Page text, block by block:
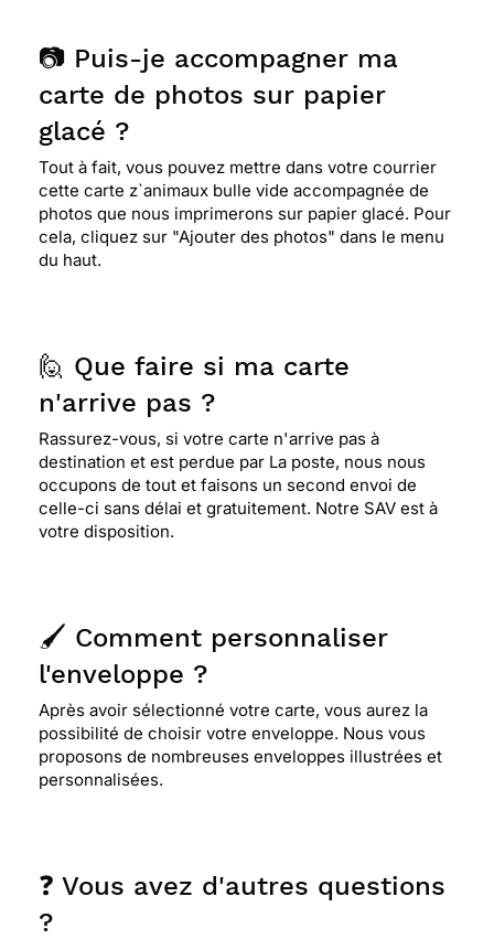
📷 Puis-je accompagner ma
carte de photos sur papier
glacé ?
Tout à fait, vous pouvez mettre dans votre courrier
cette carte z`animaux bulle vide accompagnée de
photos que nous imprimerons sur papier glacé. Pour
cela, cliquez sur "Ajouter des photos" dans le menu
du haut.
🙋 Que faire si ma carte
n'arrive pas ?
Rassurez-vous, si votre carte n'arrive pas à
destination et est perdue par La poste, nous nous
occupons de tout et faisons un second envoi de
celle-ci sans délai et gratuitement. Notre SAV est à
votre disposition.
🖌️ Comment personnaliser
l'enveloppe ?
Après avoir sélectionné votre carte, vous aurez la
possibilité de choisir votre enveloppe. Nous vous
proposons de nombreuses enveloppes illustrées et
personnalisées.
❓ Vous avez d'autres questions
?